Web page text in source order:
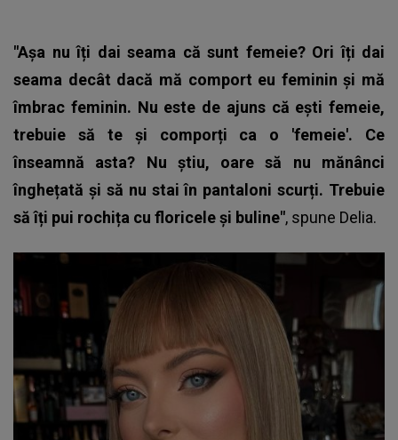
"Așa nu îți dai seama că sunt femeie? Ori îți dai
seama decât dacă mă comport eu feminin și mă
îmbrac feminin. Nu este de ajuns că ești femeie,
trebuie să te și comporți ca o 'femeie'. Ce
înseamnă asta? Nu știu, oare să nu mănânci
înghețată și să nu stai în pantaloni scurți. Trebuie
să îți pui rochița cu floricele și buline", spune Delia.